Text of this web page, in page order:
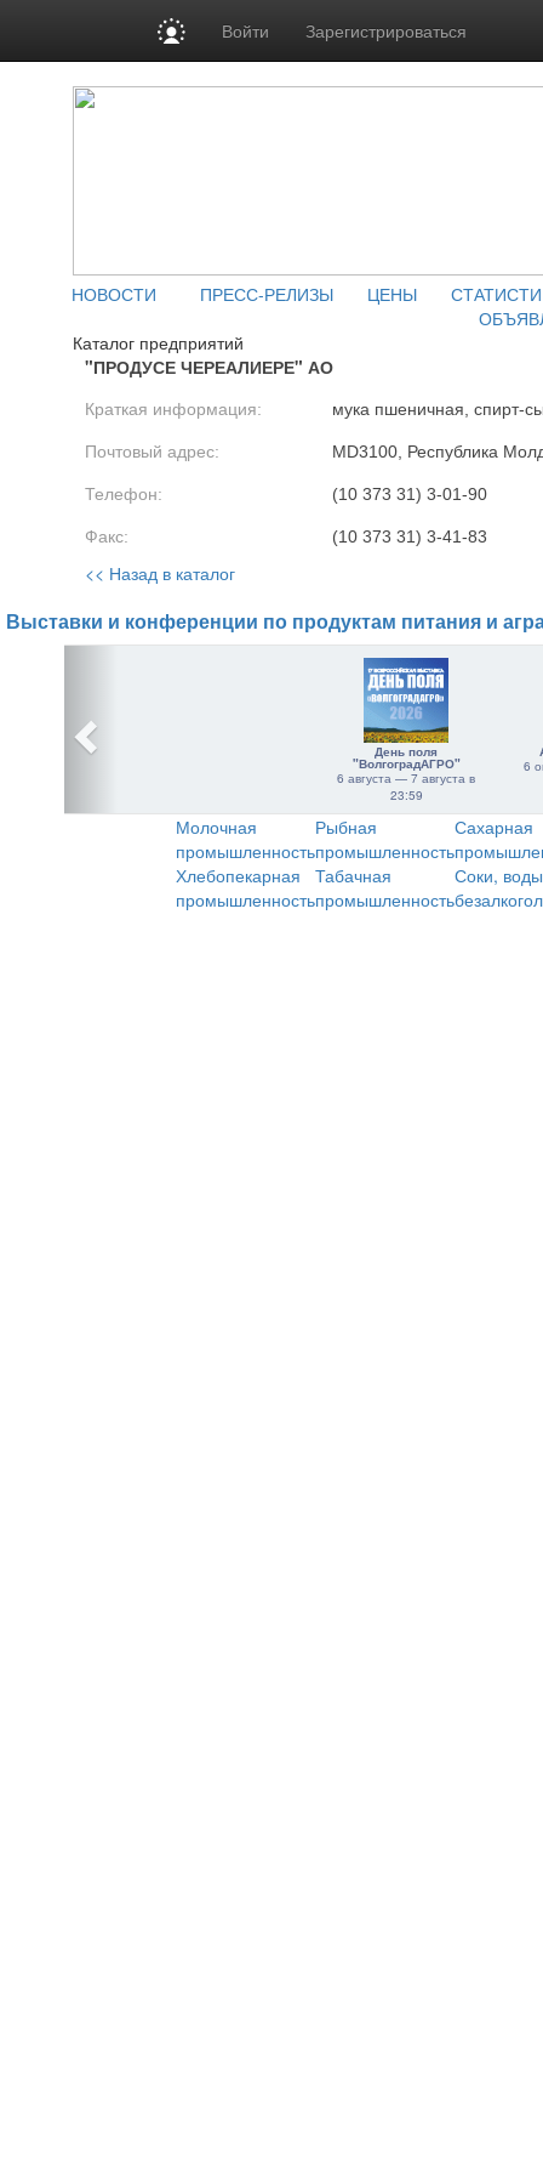
Войти Зарегистрироваться
НОВОСТИ ПРЕСС-РЕЛИЗЫ ЦЕНЫ
Каталог предприятий
"ПРОДУСЕ ЧЕРЕАЛИЕРЕ" АО
Краткая информация: мука пшеничная, спирт-
Почтовый адрес: MD3100, Республика
Телефон: (10 373 31) 3-01-90
Факс: (10 373 31) 3-41-83
<< Назад в каталог
Выставки и конференции по продуктам питания и
День поля
"ВолгоградАГРО"
6 августа — 7 августа в
23:59
6
Молочная
промышленность
Рыбная
промышленность
Сахарная
Хлебопекарная
промышленность
Табачная
промышленность
Соки,